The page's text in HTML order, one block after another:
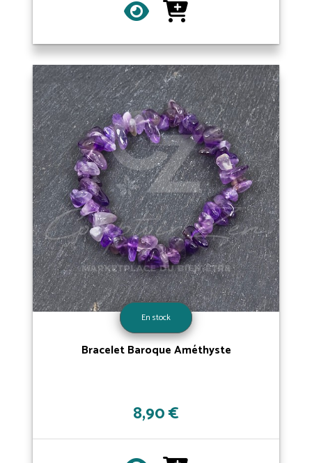
En stock
Bracelet Baroque Améthyste
8,90 €